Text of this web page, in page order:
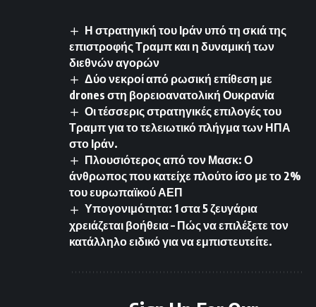
Η στρατηγική του Ιράν υπό τη σκιά της
επιστροφής Τραμπ και η δυναμική των
διεθνών αγορών
Δύο νεκροί από ρωσική επίθεση με
drones στη βορειοανατολική Ουκρανία
Οι τέσσερις στρατηγικές επιλογές του
Τραμπ για το τελειωτικό πλήγμα των ΗΠΑ
στο Ιράν.
Πλουσιότερος από τον Μασκ: Ο
άνθρωπος που κατείχε πλούτο ίσο με το 2%
του ευρωπαϊκού ΑΕΠ
Υπογονιμότητα: 1 στα 5 ζευγάρια
χρειάζεται βοήθεια – Πώς να επιλέξετε τον
κατάλληλο ειδικό για να εμπιστευτείτε.